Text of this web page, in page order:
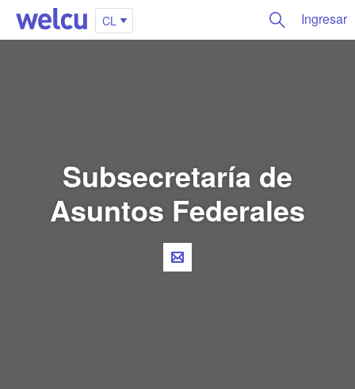
CL Ingresar
Subsecretaría de
Asuntos Federales